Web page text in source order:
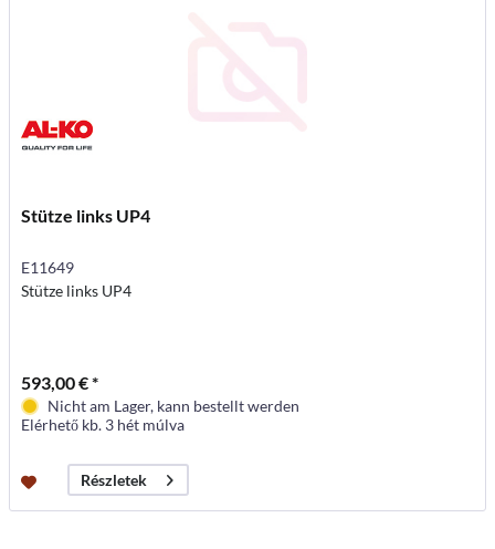
Stütze links UP4
E11649
Stütze links UP4
593,00 € *
Nicht am Lager, kann bestellt werden
Elérhető kb. 3 hét múlva
Részletek